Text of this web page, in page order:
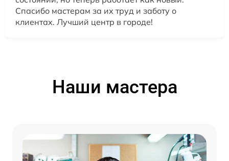
Спасибо мастерам за их труд и заботу о
клиентах. Лучший центр в городе!
Наши мастера